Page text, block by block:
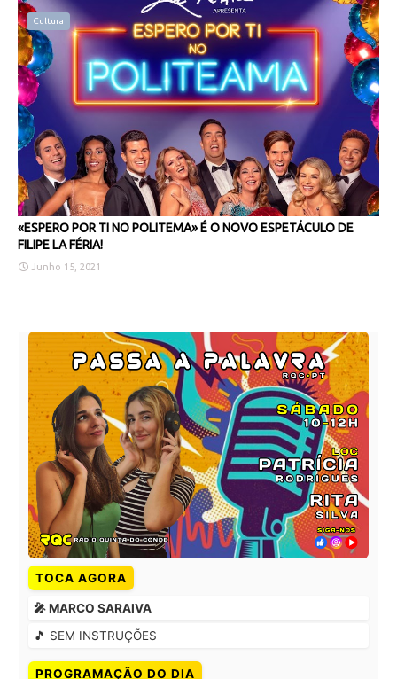
Cultura
«ESPERO POR TI NO POLITEMA» É O NOVO ESPETÁCULO DE
FILIPE LA FÉRIA!
Junho 15, 2021
TOCA AGORA
🎤 MARCO SARAIVA
🎵 SEM INSTRUÇÕES
PROGRAMAÇÃO DO DIA